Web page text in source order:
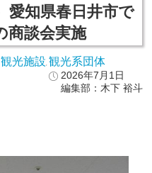
知県春日井市で
商談会実施
観光施設 観光系団体
2026年7月1日
編集部：木下 裕斗